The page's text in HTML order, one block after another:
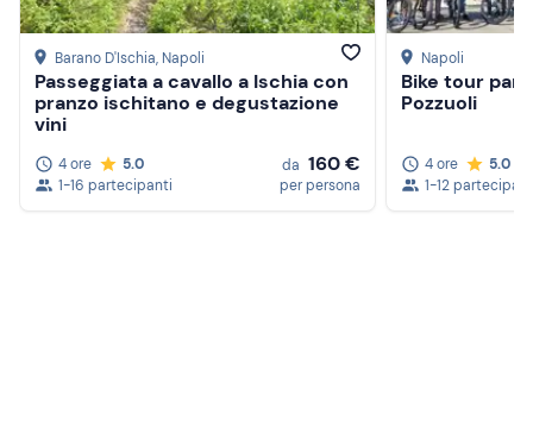
Barano D'Ischia, Napoli
Passeggiata a cavallo a Ischia con
pranzo ischitano e degustazione
vini
4 ore
5.0
1-16 partecipanti
da 160 €
per persona
Napoli
Bike tour
Pozzuoli
4 ore
5.0
1-12